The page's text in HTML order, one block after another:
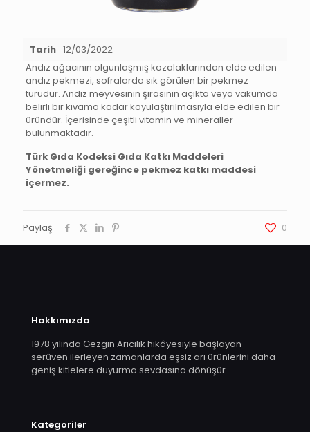
Tarih 12/03/2022
Andız ağacının olgunlaşmış kozalaklarından elde edilen
andız pekmezi, sofralarda sık görülen bir pekmez
türüdür. Andız meyvesinin şırasının açıkta veya vakumda
belirli bir kıvama kadar koyulaştırılmasıyla elde edilen bir
üründür. İçerisinde çeşitli vitamin ve mineraller
bulunmaktadır.
Türk Gıda Kodeksi Gıda Katkı Maddeleri
Yönetmeliği gereğince pekmez katkı maddesi
içermez.
Paylaş 0
Hakkımızda
1978 yılında Gezgin Arıcılık hikâyesiyle başlayan
serüven ilerleyen zamanlarda eşsiz arı ürünlerini daha
geniş kitlelere duyurma sevdasına dönüşür.
Kategoriler